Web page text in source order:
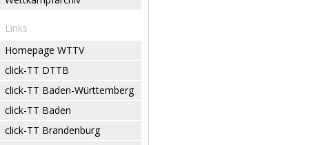
Links
Homepage WTTV
click-TT DTTB
click-TT Baden-Württemberg
click-TT Baden
click-TT Brandenburg